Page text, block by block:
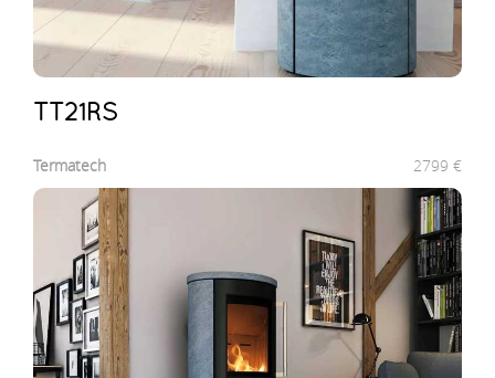
TT21RS
Termatech 2799 €